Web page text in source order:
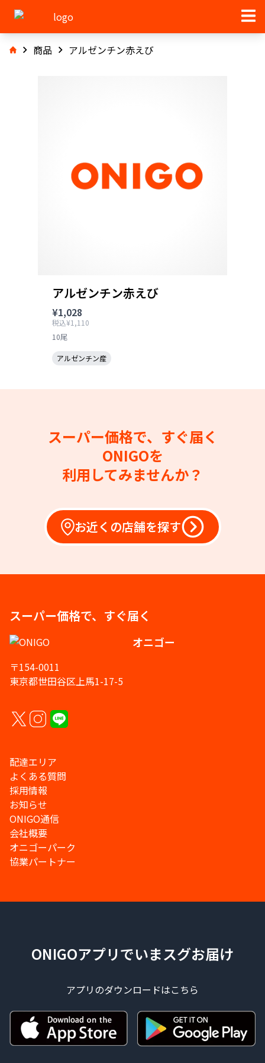
商品 アルゼンチン赤えび
アルゼンチン赤えび
¥1,028
税込¥1,110
10尾
アルゼンチン産
スーパー価格で、すぐ届く
ONIGOを
利用してみませんか？
お近くの店舗を探す
スーパー価格で、すぐ届く
オニゴー
〒154-0011
東京都世田谷区上馬1-17-5
配達エリア
よくある質問
採用情報
お知らせ
ONIGO通信
会社概要
オニゴーパーク
協業パートナー
ONIGOアプリでいまスグお届け
アプリのダウンロードはこちら